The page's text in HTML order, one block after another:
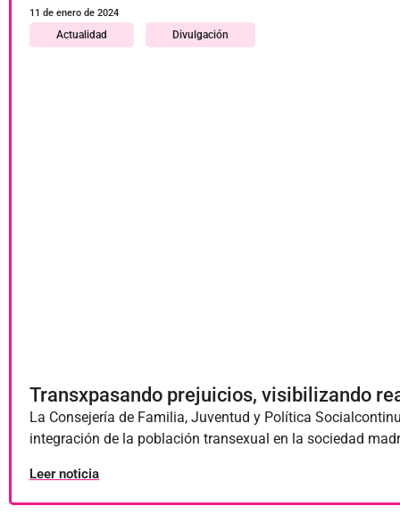
11 de enero de 2024
Actualidad Divulgación
Transxpasando prejuicios, visibilizando
La Consejería de Familia, Juventud y Política
integración de la población transexual en la sociedad
Leer noticia